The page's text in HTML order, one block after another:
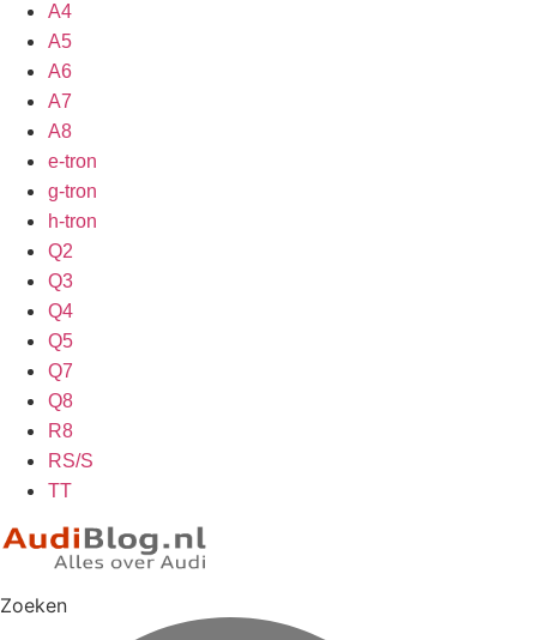
A4
A5
A6
A7
A8
e-tron
g-tron
h-tron
Q2
Q3
Q4
Q5
Q7
Q8
R8
RS/S
TT
Zoeken